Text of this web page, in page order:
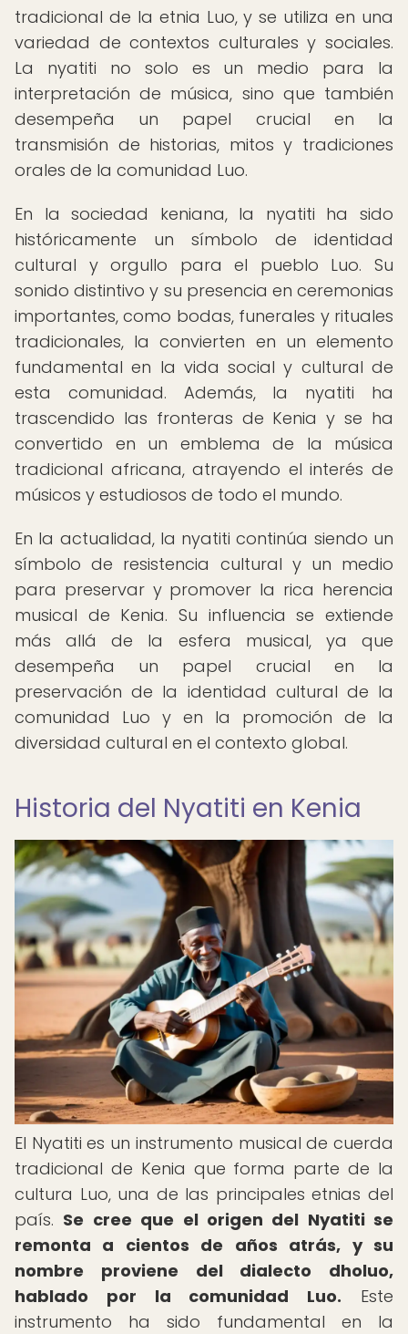
tradicional de la etnia Luo, y se utiliza en una
variedad de contextos culturales y sociales.
La nyatiti no solo es un medio para la
interpretación de música, sino que también
desempeña un papel crucial en la
transmisión de historias, mitos y tradiciones
orales de la comunidad Luo.
En la sociedad keniana, la nyatiti ha sido
históricamente un símbolo de identidad
cultural y orgullo para el pueblo Luo. Su
sonido distintivo y su presencia en ceremonias
importantes, como bodas, funerales y rituales
tradicionales, la convierten en un elemento
fundamental en la vida social y cultural de
esta comunidad. Además, la nyatiti ha
trascendido las fronteras de Kenia y se ha
convertido en un emblema de la música
tradicional africana, atrayendo el interés de
músicos y estudiosos de todo el mundo.
En la actualidad, la nyatiti continúa siendo un
símbolo de resistencia cultural y un medio
para preservar y promover la rica herencia
musical de Kenia. Su influencia se extiende
más allá de la esfera musical, ya que
desempeña un papel crucial en la
preservación de la identidad cultural de la
comunidad Luo y en la promoción de la
diversidad cultural en el contexto global.
Historia del Nyatiti en Kenia
El Nyatiti es un instrumento musical de cuerda
tradicional de Kenia que forma parte de la
cultura Luo, una de las principales etnias del
país. Se cree que el origen del Nyatiti se
remonta a cientos de años atrás, y su
nombre proviene del dialecto dholuo,
hablado por la comunidad Luo. Este
instrumento ha sido fundamental en la